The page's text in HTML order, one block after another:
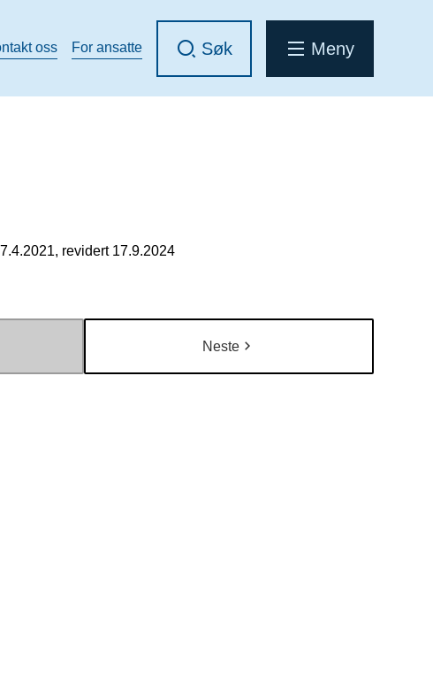
oss For ansatte Søk Meny
revidert 17.9.2024
Neste